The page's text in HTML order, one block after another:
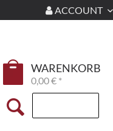
ACCOUNT
WARENKORB
0,00 € *